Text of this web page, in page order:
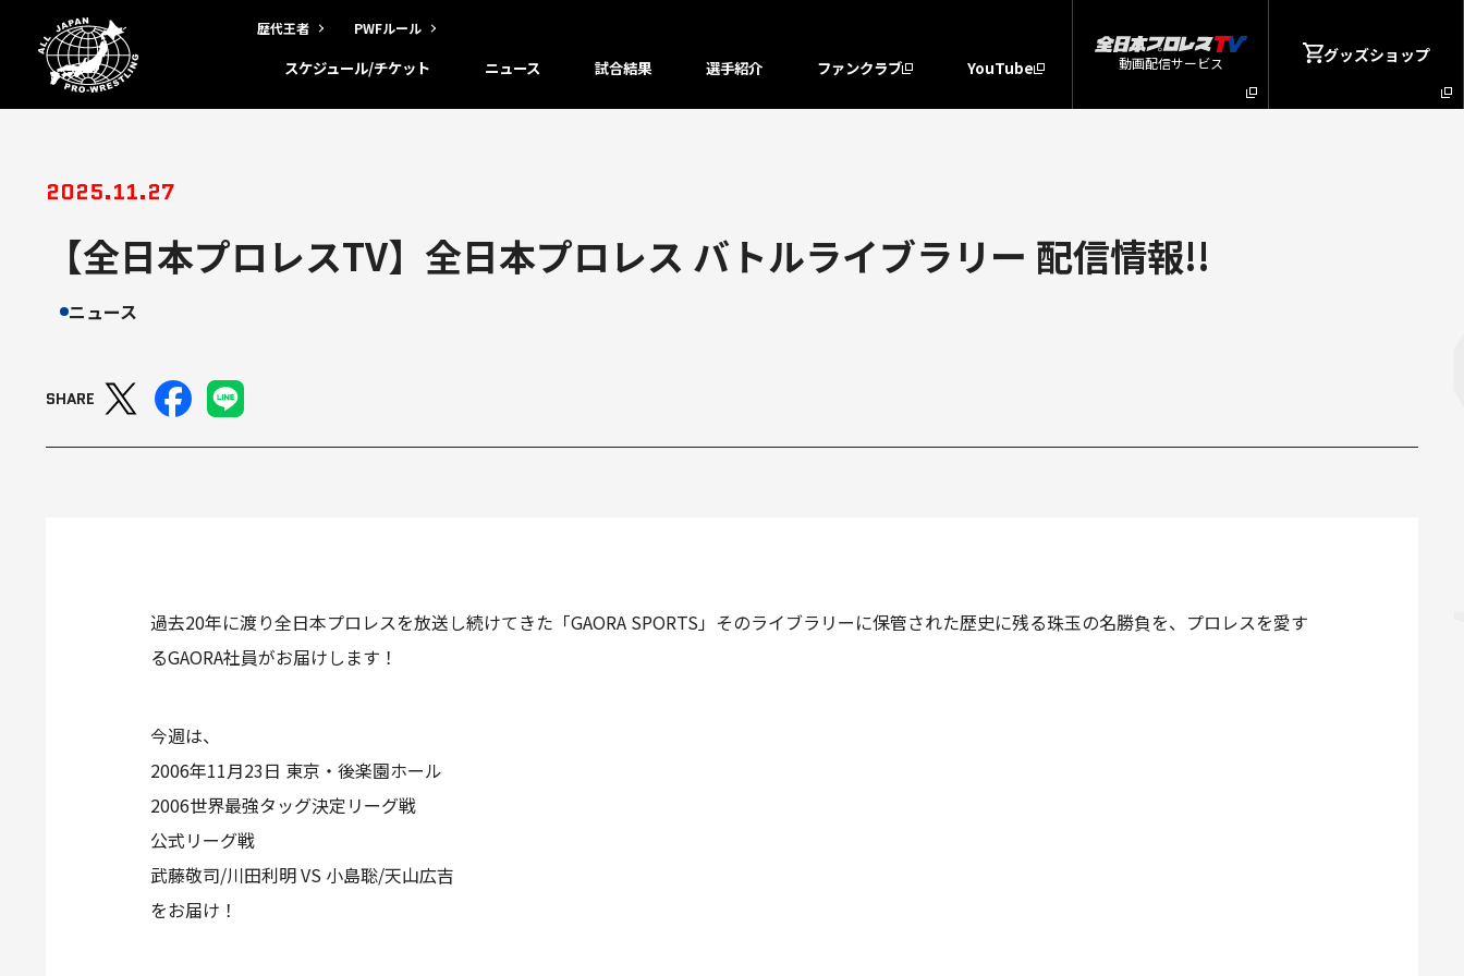
歴代王者 PWFルール
スケジュール/チケット ニュース 試合結果 選手紹介 ファンクラブ YouTube 動画配信サービス グッズショップ
2025.11.27
【全日本プロレスTV】全日本プロレス バトルライブラリー 配信情報!!
ニュース
SHARE
過去20年に渡り全日本プロレスを放送し続けてきた「GAORA SPORTS」そのライブラリーに保管された歴史に残る珠玉の名勝負を、プロレスを愛す
るGAORA社員がお届けします！
今週は、
2006年11月23日 東京・後楽園ホール
2006世界最強タッグ決定リーグ戦
公式リーグ戦
武藤敬司/川田利明 VS 小島聡/天山広吉
をお届け！